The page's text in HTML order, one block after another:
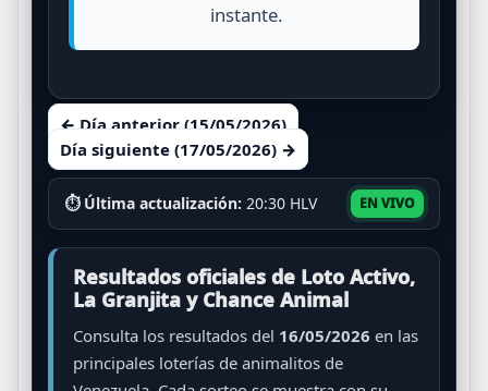
instante.
← Día anterior (15/05/2026)
Día siguiente (17/05/2026) →
⏱ Última actualización: 20:30 HLV EN VIVO
Resultados oficiales de Loto Activo,
La Granjita y Chance Animal
Consulta los resultados del 16/05/2026 en las
principales loterías de animalitos de